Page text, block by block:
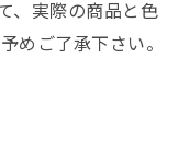
、実際の商品と色
めご了承下さい。